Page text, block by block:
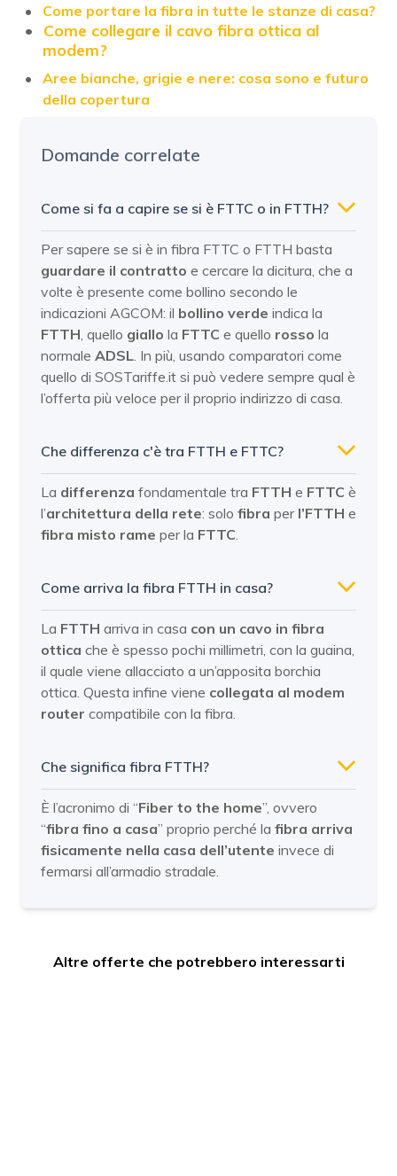
Come portare la fibra in tutte le stanze di casa?
Come collegare il cavo fibra ottica al
modem?
Aree bianche, grigie e nere: cosa sono e futuro
della copertura
Domande correlate
Come si fa a capire se si è FTTC o in FTTH?
Per sapere se si è in fibra FTTC o FTTH basta
guardare il contratto e cercare la dicitura, che a
volte è presente come bollino secondo le
indicazioni AGCOM: il bollino verde indica la
FTTH , quello giallo la FTTC e quello rosso la
normale ADSL . In più, usando comparatori come
quello di SOSTariffe.it si può vedere sempre qual è
l’offerta più veloce per il proprio indirizzo di casa.
Che differenza c'è tra FTTH e FTTC?
La differenza fondamentale tra FTTH e FTTC è
l’architettura della rete: solo fibra per l’FTTH e
fibra misto rame per la FTTC
Come arriva la fibra FTTH in casa?
La FTTH arriva in casa con un cavo in fibra
ottica che è spesso pochi millimetri, con la guaina,
il quale viene allacciato a un’apposita borchia
ottica. Questa infine viene collegata al modem
router compatibile con la fibra.
Che significa fibra FTTH?
È l’acronimo di “Fiber to the home”, ovvero
“fibra fino a casa” proprio perché la fibra arriva
fisicamente nella casa dell’utente invece di
fermarsi all’armadio stradale.
Altre offerte che potrebbero interessarti